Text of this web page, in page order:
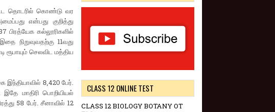
தொடரில் கொண்டு வர
என்பது குறித்து
பிரத்யேக கல்லூரிகளில்
நிறுவுவதற்கு 11வது
ரூபாயும் செலவிட மத்திய
8,420 பேர்.
மாதிரி பொறியியல்
58 பேர். சீனாவில் 12
CLASS 12 ONLINE TEST
CLASS 12 BIOLOGY BOTANY OT